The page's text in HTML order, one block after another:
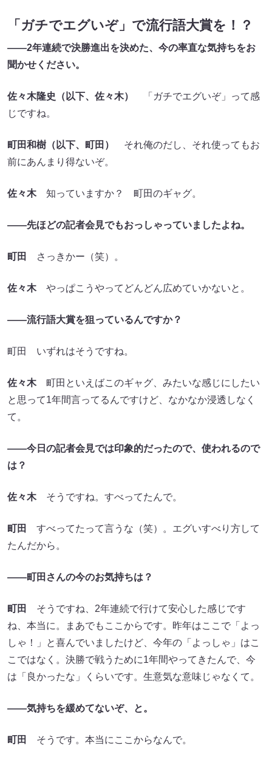
「ガチでエグいぞ」で流行語大賞を！？
――2年連続で決勝進出を決めた、今の率直な気持ちをお
聞かせください。
佐々木隆史（以下、佐々木）
「ガチでエグいぞ」って感
じですね。
町田和樹（以下、町田）
それ俺のだし、それ使ってもお
前にあんまり得ないぞ。
佐々木知っていますか？ 町田のギャグ。
――先ほどの記者会見でもおっしゃっていましたよね。
町田 さっきかー（笑）。
佐々木やっぱこうやってどんどん広めていかないと。
――流行語大賞を狙っているんですか？
町田 いずれはそうですね。
佐々木町田といえばこのギャグ、みたいな感じにしたい
と思って1年間言ってるんですけど、なかなか浸透しなく
て。
――今日の記者会見では印象的だったので、使われるので
は？
佐々木そうですね。すべってたんで。
町田
すべってたって言うな（笑）。エグいすべり方して
たんだから。
――町田さんの今のお気持ちは？
町田
そうですね、2年連続で行けて安心した感じです
ね、本当に。まあでもここからです。昨年はここで「よっ
しゃ！」と喜んでいましたけど、今年の「よっしゃ」はこ
こではなく。決勝で戦うために1年間やってきたんで、今
は「良かったな」くらいです。生意気な意味じゃなくて。
――気持ちを緩めてないぞ、と。
町田 そうです。本当にここからなんで。